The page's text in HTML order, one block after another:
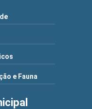
e Fauna